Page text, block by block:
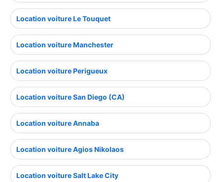
Location voiture Le Touquet
Location voiture Manchester
Location voiture Perigueux
Location voiture San Diego (CA)
Location voiture Annaba
Location voiture Agios Nikolaos
Location voiture Salt Lake City